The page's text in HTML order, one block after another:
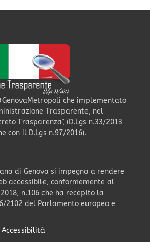
che implementato
Trasparente, nel
Trasparenza", (D.Lgs n.33/2013
con il D.Lgs n.97/2016).
di Genova si impegna a rendere
accessibile, conformemente al
n.106 che ha recepito la
2102 del Parlamento europeo e